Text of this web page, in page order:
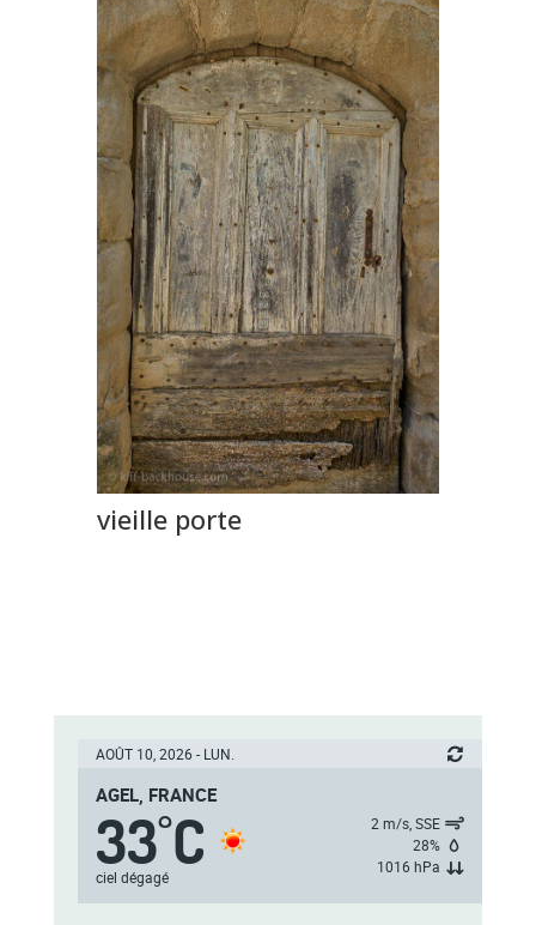
vieille porte
AOÛT 10, 2026 - LUN.
AGEL, FRANCE
33°C
ciel dégagé
2 m/s, SSE
28%
1016 hPa